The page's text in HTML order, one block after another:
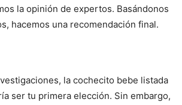
la opinión de expertos. Basándonos
hacemos una recomendación final.
la cochecito bebe listada
ser tu primera elección. Sin embargo,